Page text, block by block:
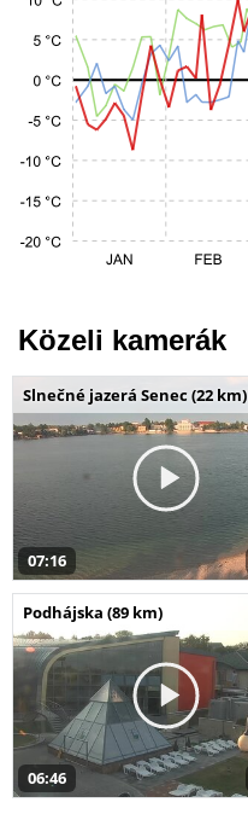
Közeli kamerák
Slnečné jazerá Senec (22 km)
07:16
Podhájska (89 km)
06:46